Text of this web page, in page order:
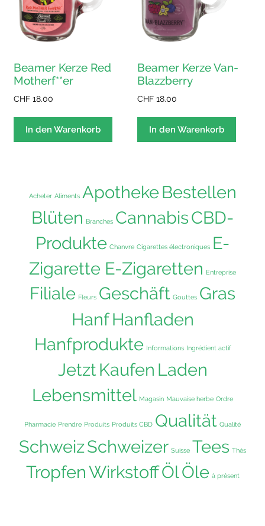
Beamer Kerze Red
Motherf**er
CHF 18.00
In den Warenkorb
Beamer Kerze Van-
Blazzberry
CHF 18.00
In den Warenkorb
Acheter Aliments ApothekeBestellen
Blüten
Branches CannabisCBD-
Produkte Chanvre Cigarettes électroniques E-
Zigarette E-Zigaretten
Entreprise
Filiale Fleurs Geschäft Gouttes Gras
HanfHanfladen
Hanfprodukte Informations Ingrédient actif
JetztKaufen Laden
Lebensmittel Magasin Mauvaise herbe Ordre
Pharmacie Prendre Produits Produits CBD Qualität Qualité
SchweizSchweizer Suisse Tees Thés
TropfenWirkstoffÖlÖle à présent